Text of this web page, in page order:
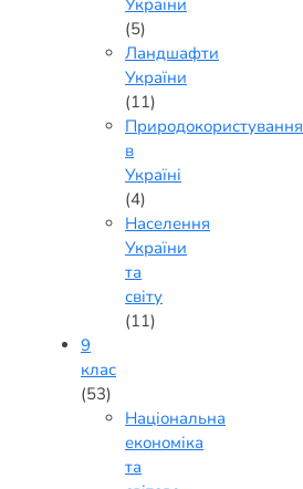
України
(5)
Ландшафти
України
(11)
Природокористування
в
Україні
(4)
Населення
України
та
світу
(11)
9
клас
(53)
Національна
економіка
та